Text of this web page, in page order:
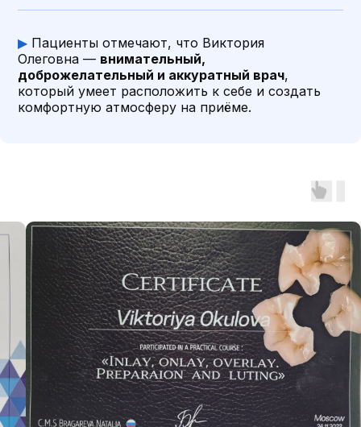
▶ Пациенты отмечают, что Виктория
Олеговна — внимательный,
доброжелательный и аккуратный врач,
который умеет расположить к себе и создать
комфортную атмосферу на приёме.
На основе1 044оценок
Очень понравилось лечение.
Удаляла восьмерку. Сделали
быстро, вежливо и без лишнего
стресса. Обязательно буду
обращаться еще
Хорошая
быстро,
прием,